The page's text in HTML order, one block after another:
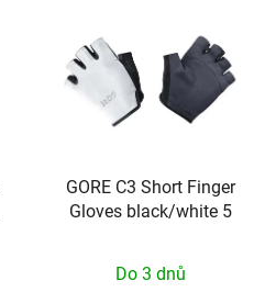
GORE C3 Short Finger
Gloves black/white 5
Do 3 dnů